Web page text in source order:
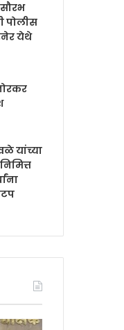
पोलीस
येथे
यांच्या